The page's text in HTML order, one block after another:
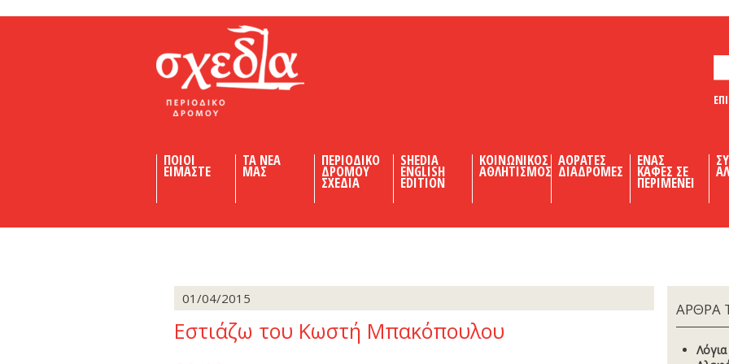
ΠΟΙΟΙ
ΕΙΜΑΣΤΕ
ΤΑ ΝΕΑ
ΜΑΣ
ΠΕΡΙΟΔΙΚΟ
ΔΡΟΜΟΥ
ΣΧΕΔΙΑ
SHEDIA
ENGLISH
EDITION
ΚΟΙΝΩΝΙΚΟΣ
ΑΘΛΗΤΙΣΜΟΣ
ΑΟΡΑΤΕΣ
ΔΙΑΔΡΟΜΕΣ
ΕΝΑΣ
ΚΑΦΕΣ ΣΕ
ΠΕΡΙΜΕΝΕΙ
01/04/2015
Εστιάζω του Κωστή Μπακόπουλου
ΑΡΘΡΑ